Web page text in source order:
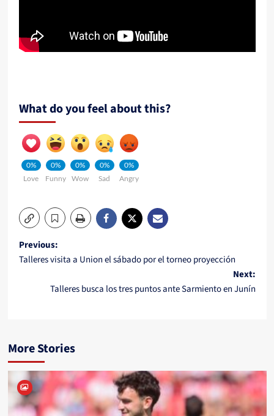
What do you feel about this?
0%
Love
0%
Funny
0%
Wow
0%
Sad
0%
Angry
Post
Previous:
Talleres visita a Union el sábado por el torneo proyección
Next:
Talleres busca los tres puntos ante Sarmiento en Junín
More Stories